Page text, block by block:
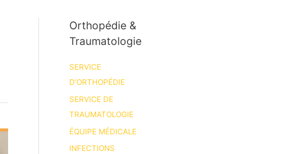
Orthopédie &
Traumatologie
SERVICE
D’ORTHOPÉDIE
SERVICE DE
TRAUMATOLOGIE
ÉQUIPE MÉDICALE
INFECTIONS